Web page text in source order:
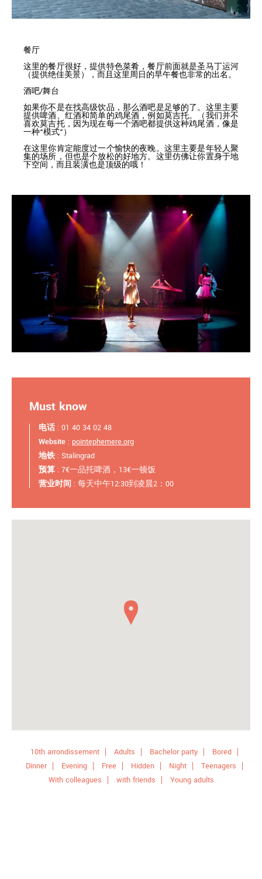
餐厅
这里的餐厅很好，提供特色菜肴，餐厅前面就是圣马丁运河
（提供绝佳美景），而且这里周日的早午餐也非常的出名。
酒吧/舞台
如果你不是在找高级饮品，那么酒吧是足够的了。这里主要
提供啤酒、红酒和简单的鸡尾酒，例如莫吉托。（我们并不
喜欢莫吉托，因为现在每一个酒吧都提供这种鸡尾酒，像是
一种“模式”）
在这里你肯定能度过一个愉快的夜晚。这里主要是年轻人聚
集的场所，但也是个放松的好地方。这里仿佛让你置身于地
下空间，而且装潢也是顶级的哦！
Must know
电话 : 01 40 34 02 48
Website : pointephemere.org
地铁 : Stalingrad
预算 : 7€一品托啤酒，13€一顿饭
营业时间 : 每天中午12:30到凌晨2：00
10th arrondissement Adults Bachelor party
Bored
Dinner
Evening Free Hidden Night
Teenagers
With colleagues
with friends Young adults